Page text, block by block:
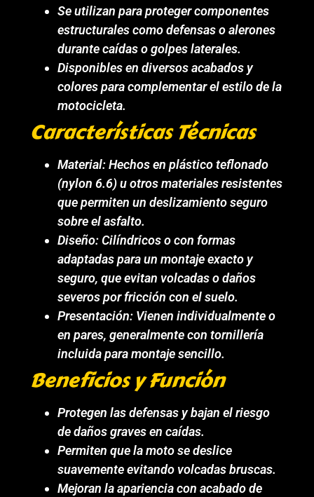
Se utilizan para proteger componentes
estructurales como defensas o alerones
durante caídas o golpes laterales.
Disponibles en diversos acabados y
colores para complementar el estilo de la
motocicleta.
Características Técnicas
Material: Hechos en plástico teflonado
(nylon 6.6) u otros materiales resistentes
que permiten un deslizamiento seguro
sobre el asfalto.
Diseño: Cilíndricos o con formas
adaptadas para un montaje exacto y
seguro, que evitan volcadas o daños
severos por fricción con el suelo.
Presentación: Vienen individualmente o
en pares, generalmente con tornillería
incluida para montaje sencillo.
Beneficios y Función
Protegen las defensas y bajan el riesgo
de daños graves en caídas.
Permiten que la moto se deslice
suavemente evitando volcadas bruscas.
Mejoran la apariencia con acabado de